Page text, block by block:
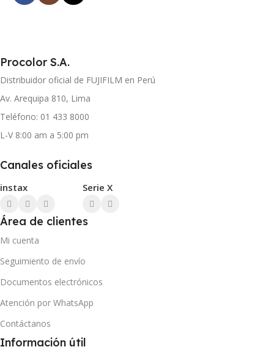
Procolor S.A.
Distribuidor oficial de FUJIFILM en Perú
Av. Arequipa 810, Lima
Teléfono: 01 433 8000
L-V 8:00 am a 5:00 pm
Canales oficiales
instax Serie X
Área de clientes
Mi cuenta
Seguimiento de envío
Documentos electrónicos
Atención por WhatsApp
Contáctanos
Información útil